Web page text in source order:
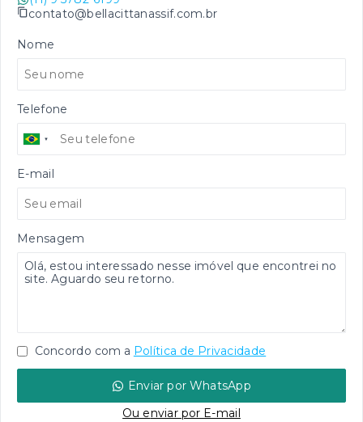
contato@bellacittanassif.com.br
Nome
Telefone
E-mail
Mensagem
Concordo com a Política de Privacidade
Enviar por WhatsApp
Ou enviar por E-mail